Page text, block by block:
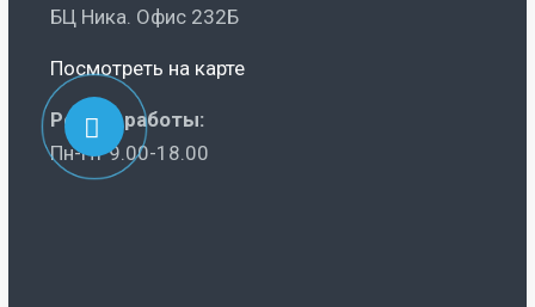
БЦ Ника. Офис 232Б
Посмотреть на карте
Режим работы:
Пн-Пт 9.00-18.00